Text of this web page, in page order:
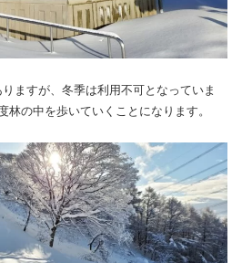
ますが、冬季は利用不可となっていま
林の中を歩いていくことになります。